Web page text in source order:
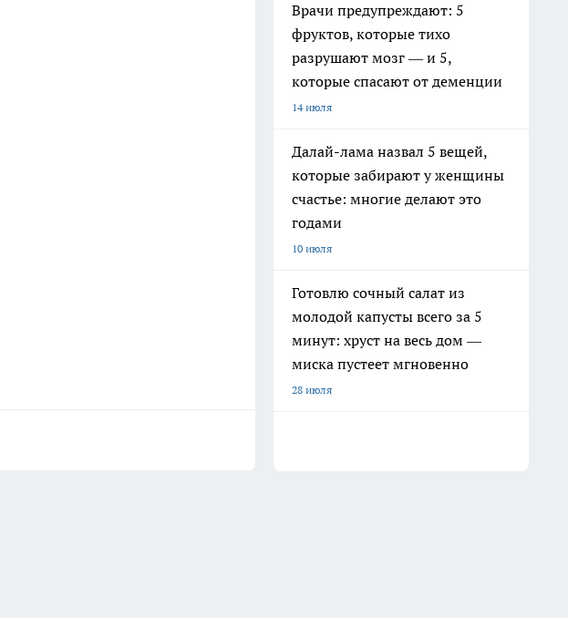
Врачи предупреждают: 5
фруктов, которые тихо
разрушают мозг — и 5,
которые спасают от деменции
14 июля
Далай-лама назвал 5 вещей,
которые забирают у женщины
счастье: многие делают это
годами
10 июля
Готовлю сочный салат из
молодой капусты всего за 5
минут: хруст на весь дом —
миска пустеет мгновенно
28 июля